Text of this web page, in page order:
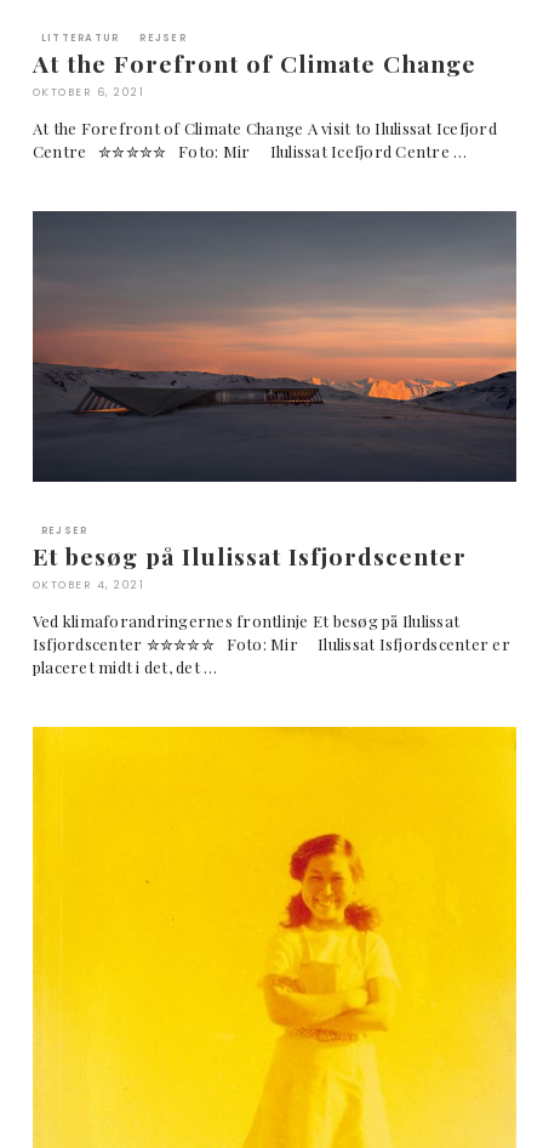
LITTERATUR REJSER
At the Forefront of Climate Change
OKTOBER 6, 2021
At the Forefront of Climate Change A visit to Ilulissat Icefjord
Centre ✮✮✮✮✮ Foto: Mir Ilulissat Icefjord Centre …
REJSER
Et besøg på Ilulissat Isfjordscenter
OKTOBER 4, 2021
Ved klimaforandringernes frontlinje Et besøg på Ilulissat
Isfjordscenter ✮✮✮✮✮ Foto: Mir Ilulissat Isfjordscenter er
placeret midt i det, det …